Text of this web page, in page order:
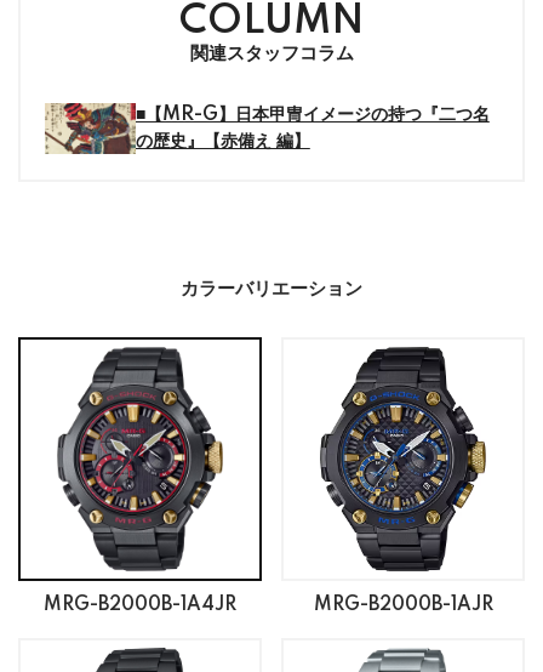
COLUMN
関連スタッフコラム
■【MR-G】日本甲冑イメージの持つ『二つ名
の歴史』【赤備え 編】
カラーバリエーション
MRG-B2000B-1A4JR MRG-B2000B-1AJR